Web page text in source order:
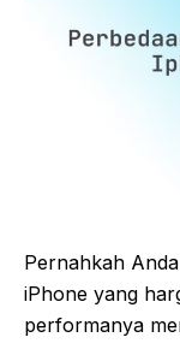
Pernahkah
iPhone yang
performanya